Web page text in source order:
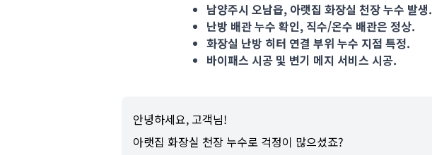
남양주시 오남읍, 아랫집 화장실 천장 누수 발생.
난방 배관 누수 확인, 직수/온수 배관은 정상.
화장실 난방 히터 연결 부위 누수 지점 특정.
바이패스 시공 및 변기 메지 서비스 시공.
안녕하세요, 고객님!
아랫집 화장실 천장 누수로 걱정이 많으셨죠?